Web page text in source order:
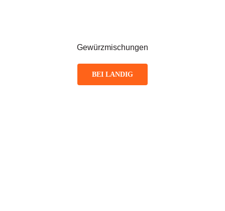
Gewürzmischungen
BEI LANDIG